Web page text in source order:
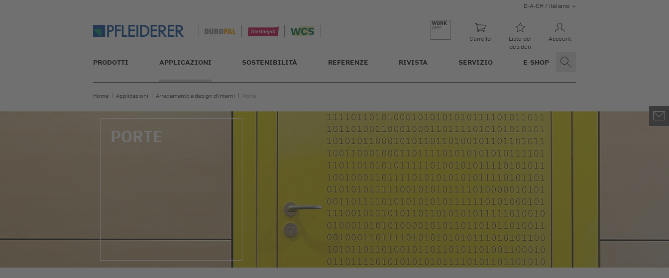
D-A-CH / italiano
Carrello
Lista dei
desideri
Account
PRODOTTI APPLICAZIONI SOSTENIBILITÀ REFERENZE RIVISTA SERVIZIO E-SHOP
Home Applicazioni Arredamento e design d’interni Porte
PORTE